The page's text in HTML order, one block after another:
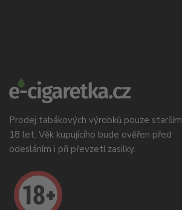
Prodej tabákových výrobků pouze starším
18 let. Věk kupujícího bude ověřen před
odesláním i při převzetí zasilky.